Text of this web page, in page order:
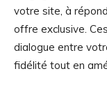
votre site, à
offre exclusive.
dialogue entre
fidélité tout en